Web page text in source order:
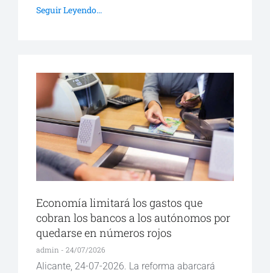
Seguir Leyendo...
Economía limitará los gastos que
cobran los bancos a los autónomos por
quedarse en números rojos
admin 24/07/2026
Alicante, 24-07-2026. La reforma abarcará